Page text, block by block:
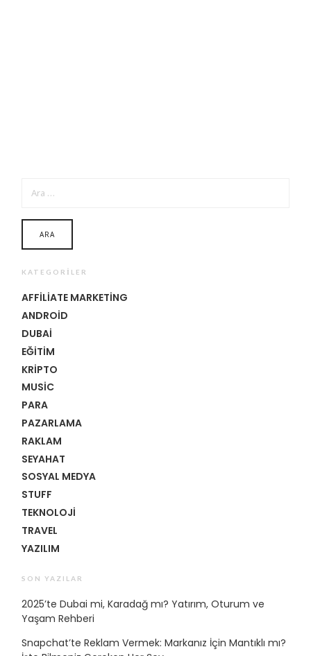
KATEGORILER
AFFILIATE MARKETING
ANDROID
DUBAI
EĞITIM
KRIPTO
MUSIC
PARA
PAZARLAMA
RAKLAM
SEYAHAT
SOSYAL MEDYA
STUFF
TEKNOLOJI
TRAVEL
YAZILIM
SON YAZILAR
2025’te Dubai mi, Karadağ mı? Yatırım, Oturum ve
Yaşam Rehberi
Snapchat’te Reklam Vermek: Markanız İçin Mantıklı mı?